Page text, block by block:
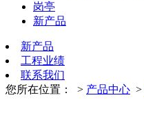
岗亭
新产品
新产品
工程业绩
联系我们
您所在位置：
> 产品中心 >